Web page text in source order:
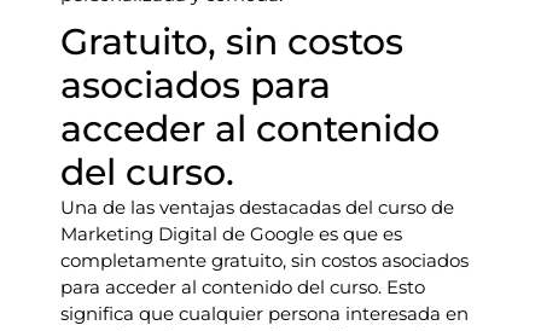
Gratuito, sin costos
asociados para
acceder al contenido
del curso.
Una de las ventajas destacadas del curso de
Marketing Digital de Google es que es
completamente gratuito, sin costos asociados
para acceder al contenido del curso. Esto
significa que cualquier persona interesada en